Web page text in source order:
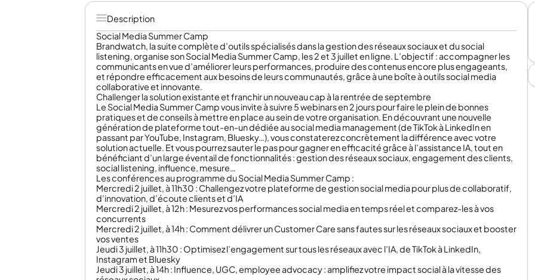
Description
Social Media Summer Camp
Brandwatch, la suite complète d’outils spécialisés dans la gestion des réseaux sociaux et du social
listening, organise son Social Media Summer Camp, les 2 et 3 juillet en ligne. L’objectif : accompagner les
communicants en vue d’améliorer leurs performances, produire des contenus encore plus engageants,
et répondre efficacement aux besoins de leurs communautés, grâce à une boîte à outils social media
collaborative et innovante.
Challenger la solution existante et franchir un nouveau cap à la rentrée de septembre
Le Social Media Summer Camp vous invite à suivre 5 webinars en 2 jours pour faire le plein de bonnes
pratiques et de conseils à mettre en place au sein de votre organisation. En découvrant une nouvelle
génération de plateforme tout-en-un dédiée au social media management (de TikTok à LinkedIn en
passant par YouTube, Instagram, Bluesky…), vous constaterez concrètement la différence avec votre
solution actuelle. Et vous pourrez sauter le pas pour gagner en efficacité grâce à l’assistance IA, tout en
bénéficiant d’un large éventail de fonctionnalités : gestion des réseaux sociaux, engagement des clients,
social listening, influence, mesure…
Les conférences au programme du Social Media Summer Camp :
Mercredi 2 juillet, à 11h30 : Challengez votre plateforme de gestion social media pour plus de collaboratif,
d’innovation, d’écoute clients et d’IA
Mercredi 2 juillet, à 12h : Mesurez vos performances social media en temps réel et comparez-les à vos
concurrents
Mercredi 2 juillet, à 14h : Comment délivrer un Customer Care sans fautes sur les réseaux sociaux et booster
vos ventes
Jeudi 3 juillet, à 11h30 : Optimisez l’engagement sur tous les réseaux avec l’IA, de TikTok à LinkedIn,
Instagram et Bluesky
Jeudi 3 juillet, à 14h : Influence, UGC, employee advocacy : amplifiez votre impact social à la vitesse des